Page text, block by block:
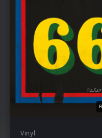
Vinyl